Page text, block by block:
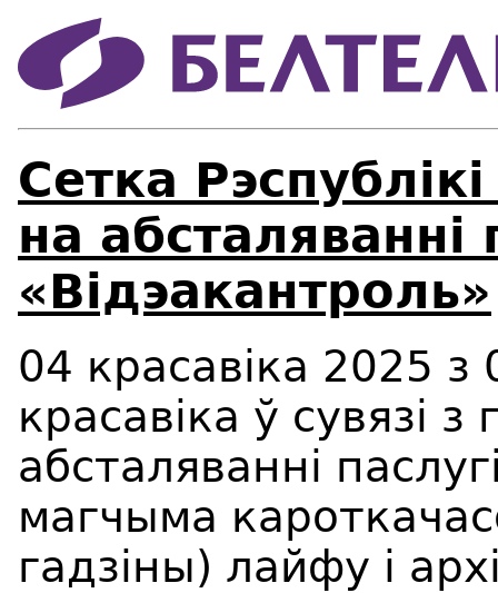
Сетка
на абсталяваннi
«Вiдэакантроль»
04 красавіка 2025
красавіка ў сувязі
абсталяванні
магчыма
гадзіны) лайфу і